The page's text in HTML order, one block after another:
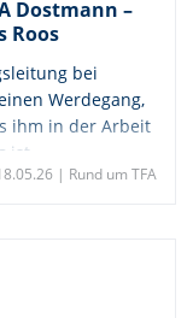
Dostmann –
Roos
bei
Werdegang,
ihm in der Arbeit
ist.
| Rund um TFA